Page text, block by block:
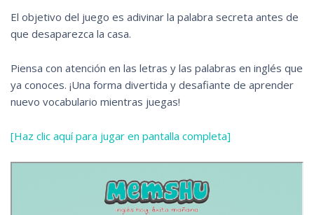
El objetivo del juego es adivinar la palabra secreta antes de
que desaparezca la casa.
Piensa con atención en las letras y las palabras en inglés que
ya conoces. ¡Una forma divertida y desafiante de aprender
nuevo vocabulario mientras juegas!
[Haz clic aquí para jugar en pantalla completa]